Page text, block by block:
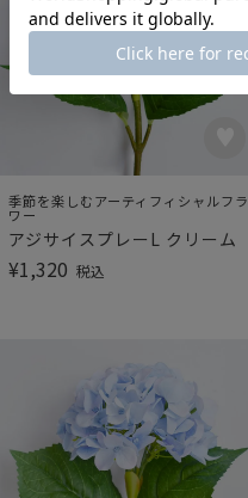
季節を楽しむアーティフィシャルフラ
ワー
アジサイスプレーL クリーム
¥1,320 税込